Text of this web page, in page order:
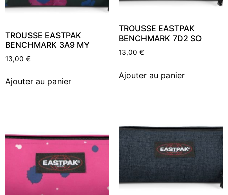
TROUSSE EASTPAK
BENCHMARK 3A9 MY
13,00 €
Ajouter au panier
TROUSSE EASTPAK
BENCHMARK 7D2 SO
13,00 €
Ajouter au panier